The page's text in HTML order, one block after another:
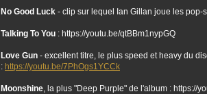
No Good Luck - clip sur lequel Ian Gillan joue les pop-
Talking To You : https://youtu.be/qtBBm1nypGQ
Love Gun - excellent titre, le plus speed et heavy du
: https://youtu.be/7PhOgs1YCCk
Moonshine, la plus "Deep Purple" de l'album : https://